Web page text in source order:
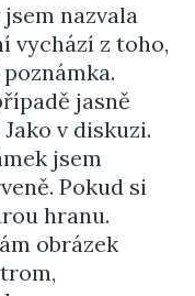
nazvala
vychází z toho,
jasně
v diskuzi.
jsem
Pokud si
hranu.
obrázek